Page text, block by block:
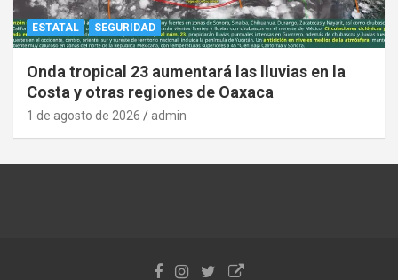
ESTATAL SEGURIDAD
Onda tropical 23 aumentará las lluvias en la
Costa y otras regiones de Oaxaca
1 de agosto de 2026 admin